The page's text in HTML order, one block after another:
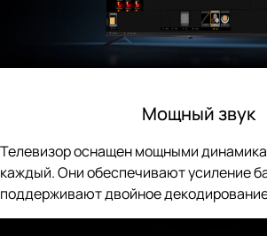
Мощный звук
Телевизор оснащен мощными
каждый. Они обеспечивают усиление
поддерживают двойное